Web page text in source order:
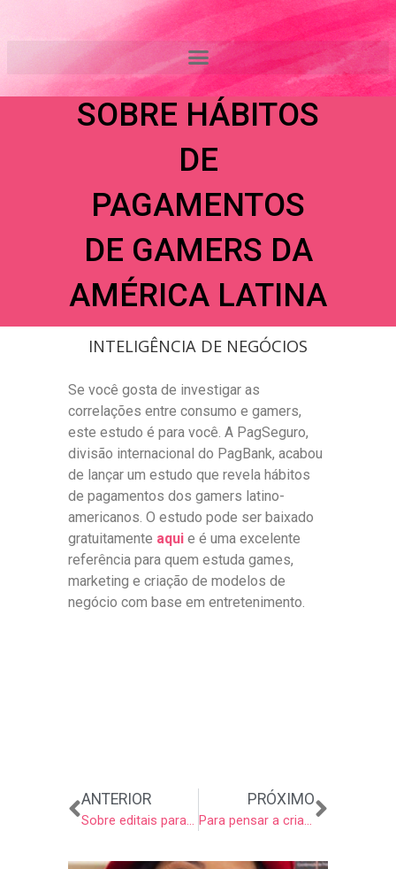
conteúdo
PAGSEGURO
LANÇA ESTUDO
SOBRE HÁBITOS
DE
PAGAMENTOS
DE GAMERS DA
AMÉRICA LATINA
INTELIGÊNCIA DE NEGÓCIOS
Se você gosta de investigar as
correlações entre consumo e gamers,
este estudo é para você. A PagSeguro,
divisão internacional do PagBank, acabou
de lançar um estudo que revela hábitos
de pagamentos dos gamers latino-
americanos. O estudo pode ser baixado
gratuitamente aqui e é uma excelente
referência para quem estuda games,
marketing e criação de modelos de
negócio com base em entretenimento.
Anterior
ANTERIOR
Sobre editais para games
PRÓXIMO
Para pensar a criação de narrativas